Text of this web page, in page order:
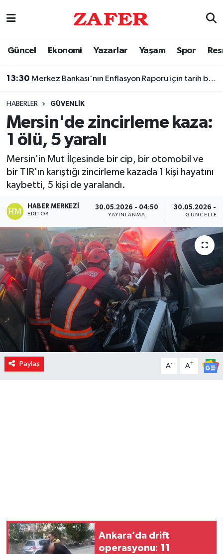
Güncel Ekonomi Yazarlar Yaşam Spor
13:30 Merkez Bankası'nın Enflasyon Raporu için tarih belli oldu
HABERLER GÜVENLIK
Mersin'de zincirleme kaza:
1 ölü, 5 yaralı
Mersin'in Mut İlçesinde bir cip, bir otomobil ve
bir TIR'ın karıştığı zincirleme kazada 1 kişi hayatını
kaybetti, 5 kişi de yaralandı.
HABER MERKEZI
EDITÖR
30.05.2026 - 04:50
YAYINLANMA
30.05.2026 -
Paylaş A- A+
Ankara’da drift
operasyonu: 11
Nöbetçi Eczaneler
Trafik Durumu
Süper Lig Puan Durumu ve Fikstür
Tüm Manşetler
Son Dakika Haberleri
Haber Arşivi